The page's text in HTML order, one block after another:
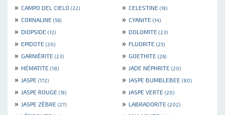
» CAMPO DEL CIELO (22) » CELESTINE (19)
» CORNALINE (56) » CYANITE (14)
» DIOPSIDE (12) » DOLOMITE (23)
» EPIDOTE (20) » FLUORITE (25)
» GARNIÈRITE (23) » GOETHITE (26)
» HÉMATITE (18) » JADE NÉPHRITE (20)
» JASPE (172) » JASPE BUMBLEBEE (80)
» JASPE ROUGE (19) » JASPE VERTE (20)
» JASPE ZÈBRE (27) » LABRADORITE (202)